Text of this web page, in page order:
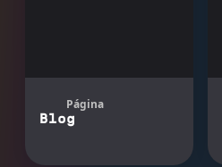
Página
Blog